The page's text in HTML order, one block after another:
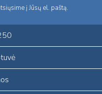
į Jūsų el. paštą.